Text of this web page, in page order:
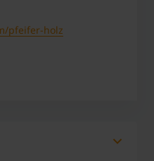
pfeifer-holz